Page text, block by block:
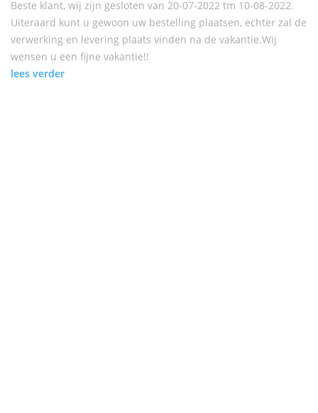
Beste klant, wij zijn gesloten van 20-07-2022 tm 10-08-2022.
Uiteraard kunt u gewoon uw bestelling plaatsen, echter zal de
verwerking en levering plaats vinden na de vakantie.Wij
wensen u een fijne vakantie!!
lees verder